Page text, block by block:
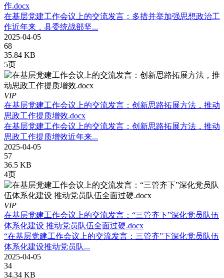
作.docx
在基层党建工作会议上的交流发言：多措并举加强思想政治工
作近年来，县委统战部坚...
2025-04-05
68
35.84 KB
5页
VIP
在基层党建工作会议上的交流发言：创新思路拓展方法，推动
思政工作提质增效.docx
在基层党建工作会议上的交流发言：创新思路拓展方法，推动
思政工作提质增效近年来...
2025-04-05
57
36.5 KB
4页
VIP
在基层党建工作会议上的交流发言：“三管齐下”深化党员队伍
体系化建设 推动党员队伍全面过硬.docx
“在基层党建工作会议上的交流发言：三管齐”下深化党员队伍
体系化建设推动党员队...
2025-04-05
34
34.34 KB